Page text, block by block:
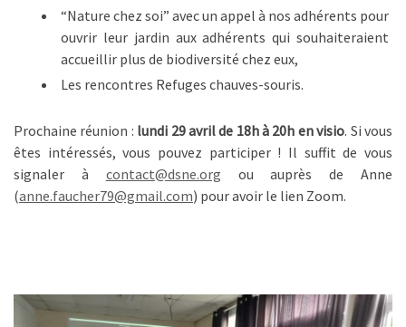
“Nature chez soi” avec un appel à nos adhérents pour
ouvrir leur jardin aux adhérents qui souhaiteraient
accueillir plus de biodiversité chez eux,
Les rencontres Refuges chauves-souris.
Prochaine réunion : lundi 29 avril de 18h à 20h en visio. Si vous
êtes intéressés, vous pouvez participer ! Il suffit de vous
signaler à contact@dsne.org ou auprès de Anne
(anne.faucher79@gmail.com) pour avoir le lien Zoom.